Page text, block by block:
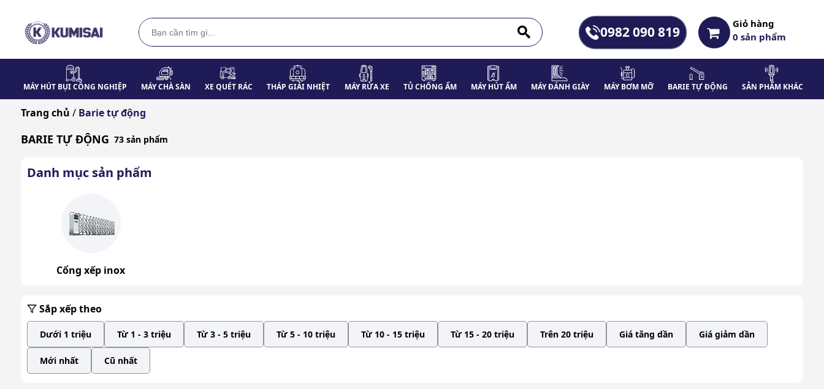
0982 090 819
Giỏ hàng
0sản phẩm
MÁY HÚT BỤI CÔNG NGHIỆP MÁY CHÀ SÀN XE QUÉT RÁC THÁP GIẢI NHIỆT MÁY RỬA XE TỦ CHỐNG ẨM MÁY HÚT ẨM MÁY ĐÁNH GIÀY MÁY BƠM MỠ BARIE TỰ ĐỘNG SẢN PHẨM KHÁC
Trang chủ / Barie tự động
BARIE TỰ ĐỘNG 73 sản phẩm
Danh mục sản phẩm
Cổng xếp inox
Sắp xếp theo
Dưới 1 triệu Từ 1 - 3 triệu Từ 3 - 5 triệu Từ 5 - 10 triệu Từ 10 - 15 triệu Từ 15 - 20 triệu Trên 20 triệu Giá tăng dần Giá giảm dần
Mới nhất Cũ nhất